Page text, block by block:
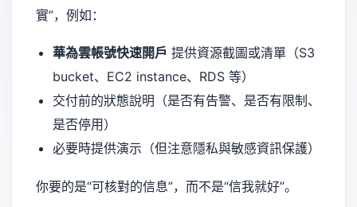
實”，例如：
華為雲帳號快速開戶 提供資源截圖或清單（S3
bucket、EC2 instance、RDS 等）
交付前的狀態說明（是否有告警、是否有限制、
是否停用）
必要時提供演示（但注意隱私與敏感資訊保護）
你要的是“可核對的信息”，而不是“信我就好”。